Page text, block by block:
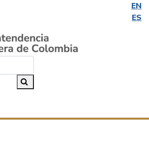
EN
ES